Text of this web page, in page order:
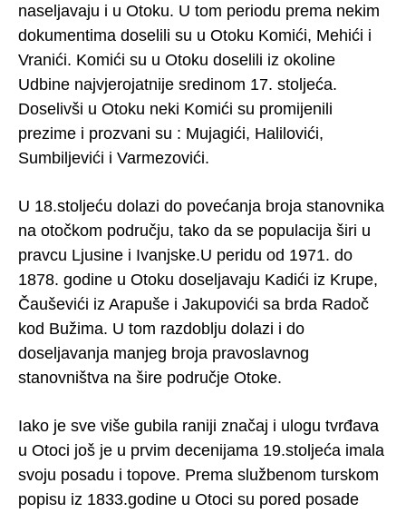
naseljavaju i u Otoku. U tom periodu prema nekim
dokumentima doselili su u Otoku Komići, Mehići i
Vranići. Komići su u Otoku doselili iz okoline
Udbine najvjerojatnije sredinom 17. stoljeća.
Doselivši u Otoku neki Komići su promijenili
prezime i prozvani su : Mujagići, Halilovići,
Sumbiljevići i Varmezovići.
U 18.stoljeću dolazi do povećanja broja stanovnika
na otočkom području, tako da se populacija širi u
pravcu Ljusine i Ivanjske.U peridu od 1971. do
1878. godine u Otoku doseljavaju Kadići iz Krupe,
Čauševići iz Arapuše i Jakupovići sa brda Radoč
kod Bužima. U tom razdoblju dolazi i do
doseljavanja manjeg broja pravoslavnog
stanovništva na šire područje Otoke.
Iako je sve više gubila raniji značaj i ulogu tvrđava
u Otoci još je u prvim decenijama 19.stoljeća imala
svoju posadu i topove. Prema službenom turskom
popisu iz 1833.godine u Otoci su pored posade